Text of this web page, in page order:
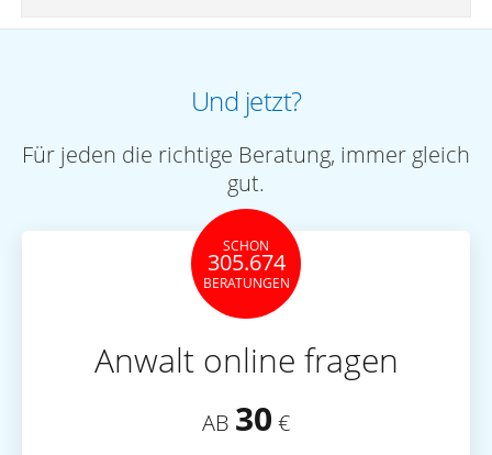
Und jetzt?
Für jeden die richtige Beratung, immer gleich
gut.
SCHON
305.674
BERATUNGEN
Anwalt online fragen
AB 30 €